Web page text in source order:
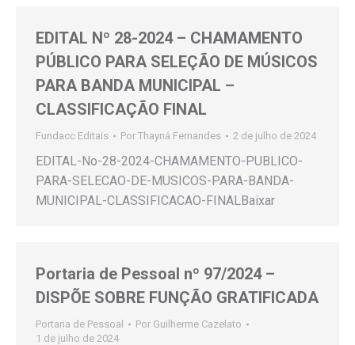
EDITAL Nº 28-2024 – CHAMAMENTO
PÚBLICO PARA SELEÇÃO DE MÚSICOS
PARA BANDA MUNICIPAL –
CLASSIFICAÇÃO FINAL
Fundacc Editais Por Thayná Fernandes 2 de julho de 2024
EDITAL-No-28-2024-CHAMAMENTO-PUBLICO-
PARA-SELECAO-DE-MUSICOS-PARA-BANDA-
MUNICIPAL-CLASSIFICACAO-FINALBaixar
Portaria de Pessoal nº 97/2024 –
DISPÕE SOBRE FUNÇÃO GRATIFICADA
Portaria de Pessoal Por Guilherme Cazelato
1 de julho de 2024